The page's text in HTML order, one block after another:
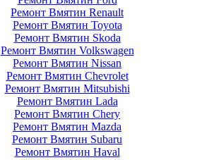
Ремонт Вмятин Renault
Ремонт Вмятин Toyota
Ремонт Вмятин Skoda
Ремонт Вмятин Volkswagen
Ремонт Вмятин Nissan
Ремонт Вмятин Chevrolet
Ремонт Вмятин Mitsubishi
Ремонт Вмятин Lada
Ремонт Вмятин Chery
Ремонт Вмятин Mazda
Ремонт Вмятин Subaru
Ремонт Вмятин Haval